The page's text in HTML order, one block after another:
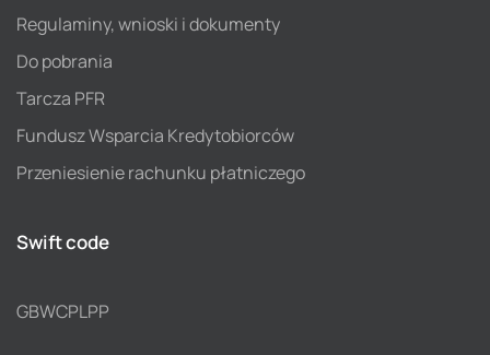
Regulaminy, wnioski i dokumenty
Do pobrania
Tarcza PFR
Fundusz Wsparcia Kredytobiorców
Przeniesienie rachunku płatniczego
Swift code
GBWCPLPP